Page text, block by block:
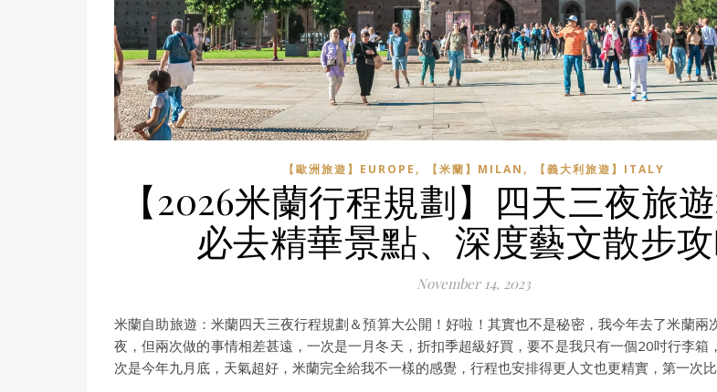
【歐洲旅遊】EUROPE , 【米蘭】MILAN , 【義大利旅遊】ITALY
【2026米蘭行程規劃】四天三夜旅
必去精華景點、深度藝文散步
November 14, 2023
米蘭自助旅遊：米蘭四天三夜行程規劃＆預算大公開！好啦！其實也不是秘密，我今年去了米蘭兩
夜，但兩次做的事情相差甚遠，一次是一月冬天，折扣季超級好買，要不是我只有一個20吋行李箱
次是今年九月底，天氣超好，米蘭完全給我不一樣的感覺，行程也安排得更人文也更精實，第一次